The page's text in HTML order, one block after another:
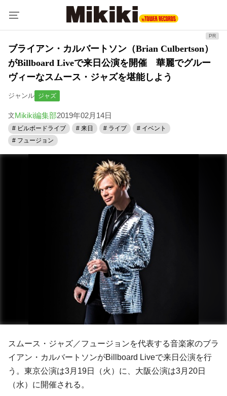
ブライアン・カルバートソン（Brian Culbertson）
がBillboard Liveで来日公演を開催 華麗でグルー
ヴィーなスムース・ジャズを堪能しよう
ジャンル ジャズ
文Mikiki編集部2019年02月14日
# ビルボードライブ # 来日 # ライブ
# イベント
# フュージョン
スムース・ジャズ／フュージョンを代表する音楽家のブラ
イアン・カルバートソンがBillboard Liveで来日公演を行
う。東京公演は3月19日（火）に、大阪公演は3月20日
（水）に開催される。